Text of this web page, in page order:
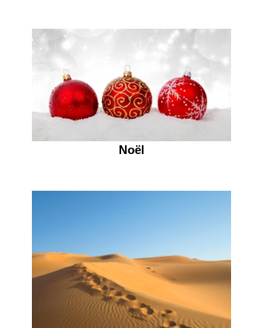
Noël